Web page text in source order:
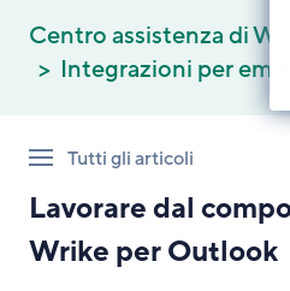
Centro assistenza di
Integrazioni per email
Tutti gli articoli
Lavorare dal
Wrike per Outlook